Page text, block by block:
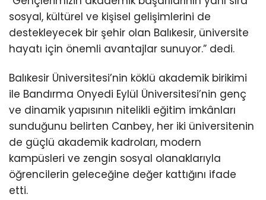
sosyal, kültürel ve kişisel gelişimlerini de
destekleyecek bir şehir olan Balıkesir, üniversite
hayatı için önemli avantajlar sunuyor.” dedi.
Balıkesir Üniversitesi’nin köklü akademik birikimi
ile Bandırma Onyedi Eylül Üniversitesi’nin genç
ve dinamik yapısının nitelikli eğitim imkânları
sunduğunu belirten Canbey, her iki üniversitenin
de güçlü akademik kadroları, modern
kampüsleri ve zengin sosyal olanaklarıyla
öğrencilerin geleceğine değer kattığını ifade
etti.